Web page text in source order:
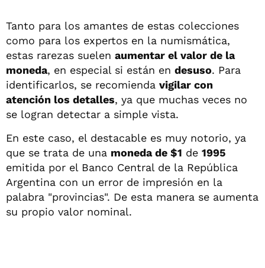
Tanto para los amantes de estas colecciones
como para los expertos en la numismática,
estas rarezas suelen aumentar el valor de la
moneda, en especial si están en desuso. Para
identificarlos, se recomienda vigilar con
atención los detalles, ya que muchas veces no
se logran detectar a simple vista.
En este caso, el destacable es muy notorio, ya
que se trata de una moneda de $1 de 1995
emitida por el Banco Central de la República
Argentina con un error de impresión en la
palabra "provincias". De esta manera se aumenta
su propio valor nominal.